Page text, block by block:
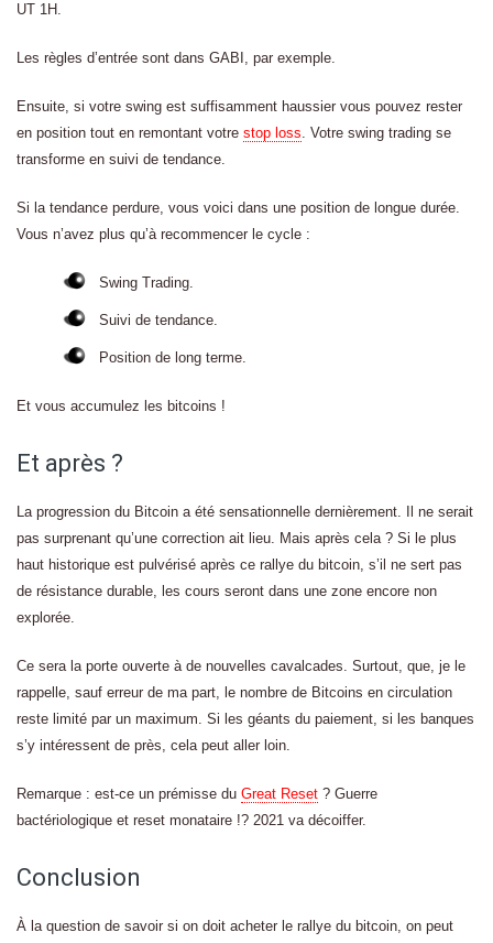
UT 1H.
Les règles d’entrée sont dans GABI, par exemple.
Ensuite, si votre swing est suffisamment haussier vous pouvez rester
en position tout en remontant votre stop loss. Votre swing trading se
transforme en suivi de tendance.
Si la tendance perdure, vous voici dans une position de longue durée.
Vous n’avez plus qu’à recommencer le cycle :
Swing Trading.
Suivi de tendance.
Position de long terme.
Et vous accumulez les bitcoins !
Et après ?
La progression du Bitcoin a été sensationnelle dernièrement. Il ne serait
pas surprenant qu’une correction ait lieu. Mais après cela ? Si le plus
haut historique est pulvérisé après ce rallye du bitcoin, s’il ne sert pas
de résistance durable, les cours seront dans une zone encore non
explorée.
Ce sera la porte ouverte à de nouvelles cavalcades. Surtout, que, je le
rappelle, sauf erreur de ma part, le nombre de Bitcoins en circulation
reste limité par un maximum. Si les géants du paiement, si les banques
s’y intéressent de près, cela peut aller loin.
Remarque : est-ce un prémisse du Great Reset ? Guerre
bactériologique et reset monataire !? 2021 va décoiffer.
Conclusion
À la question de savoir si on doit acheter le rallye du bitcoin, on peut